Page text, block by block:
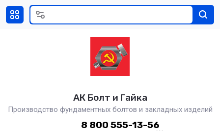
АК Болт и Гайка
Производство фундаментных болтов и закладных изделий
8 800 555-13-56